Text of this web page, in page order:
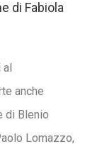
di Fabiola
anche
di Blenio
Lomazzo,